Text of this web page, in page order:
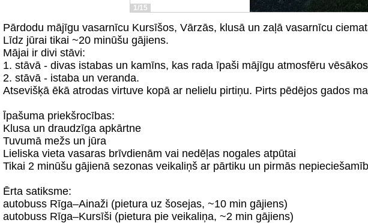
1/15
Pārdodu mājīgu vasarnīcu Kursīšos, Vārzās, klusā un zaļā vasarnīcu
Līdz jūrai tikai ~20 minūšu gājiens.
Mājai ir divi stāvi:
1. stāvā - divas istabas un kamīns, kas rada īpaši mājīgu atmosfēru
2. stāvā - istaba un veranda.
Atsevišķā ēkā atrodas virtuve kopā ar nelielu pirtiņu. Pirts pēdējos gados
Īpašuma priekšrocības:
Klusa un draudzīga apkārtne
Tuvumā mežs un jūra
Lieliska vieta vasaras brīvdienām vai nedēļas nogales atpūtai
Tikai 2 minūšu gājienā sezonas veikaliņš ar pārtiku un pirmās
Ērta satiksme:
autobuss Rīga–Ainaži (pietura uz šosejas, ~10 min gājiens)
autobuss Rīga–Kursīši (pietura pie veikaliņa, ~2 min gājiens)